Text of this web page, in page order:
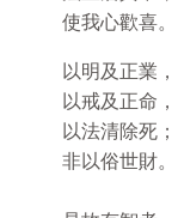
使我心歡喜。
以明及正業，
以戒及正命，
以法清除死；
非以俗世財。